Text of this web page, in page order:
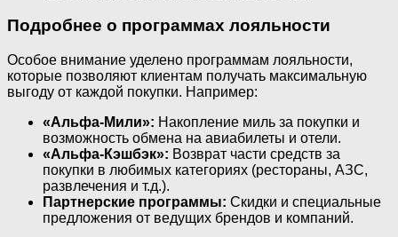
Подробнее о программах лояльности
Особое внимание уделено программам лояльности,
которые позволяют клиентам получать максимальную
выгоду от каждой покупки. Например:
«Альфа-Мили»: Накопление миль за покупки и
возможность обмена на авиабилеты и отели.
«Альфа-Кэшбэк»: Возврат части средств за
покупки в любимых категориях (рестораны, АЗС,
развлечения и т.д.).
Партнерские программы: Скидки и специальные
предложения от ведущих брендов и компаний.